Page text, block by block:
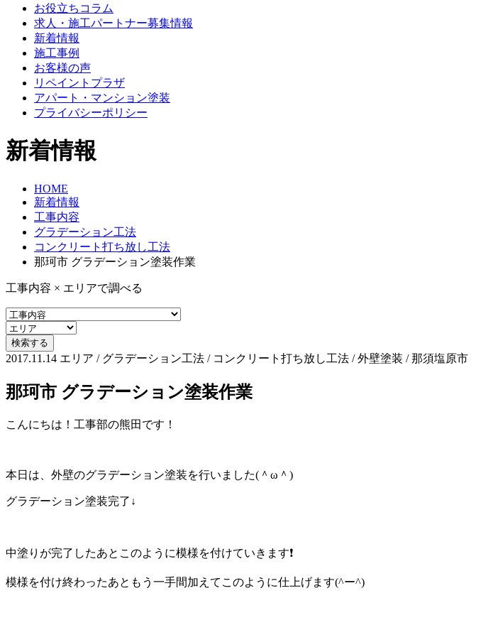
お役立ちコラム
求人・施工パートナー募集情報
新着情報
施工事例
お客様の声
リペイントプラザ
アパート・マンション塗装
プライバシーポリシー
新着情報
HOME
新着情報
工事内容
グラデーション工法
コンクリート打ち放し工法
那珂市 グラデーション塗装作業
工事内容 × エリアで調べる
2017.11.14 エリア / グラデーション工法 / コンクリート打ち放し工法 / 外壁塗装 / 那須塩原市
那珂市 グラデーション塗装作業
こんにちは！工事部の熊田です！
本日は、外壁のグラデーション塗装を行いました(＾ω＾)
グラデーション塗装完了↓
中塗りが完了したあとこのように模様を付けていきます❗
模様を付け終わったあともう一手間加えてこのように仕上げます(^ー^)